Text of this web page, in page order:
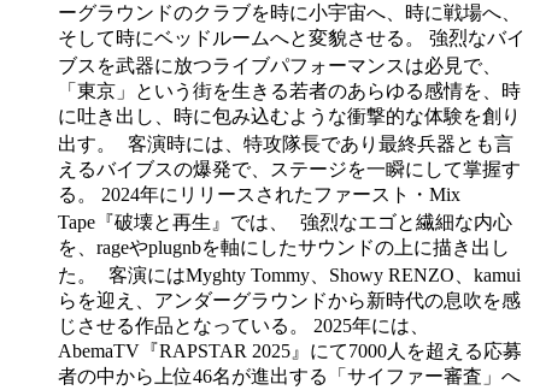
ーグラウンドのクラブを時に小宇宙へ、時に戦場へ、
そして時にベッドルームへと変貌させる。 強烈なバイ
ブスを武器に放つライブパフォーマンスは必見で、
「東京」という街を生きる若者のあらゆる感情を、時
に吐き出し、時に包み込むような衝撃的な体験を創り
出す。 客演時には、特攻隊長であり最終兵器とも言
えるバイブスの爆発で、ステージを一瞬にして掌握す
る。 2024年にリリースされたファースト・Mix
Tape『破壊と再生』では、 強烈なエゴと繊細な内心
を、rageやplugnbを軸にしたサウンドの上に描き出し
た。 客演にはMyghty Tommy、Showy RENZO、kamui
らを迎え、アンダーグラウンドから新時代の息吹を感
じさせる作品となっている。 2025年には、
AbemaTV『RAPSTAR 2025』にて7000人を超える応募
者の中から上位46名が進出する「サイファー審査」へ